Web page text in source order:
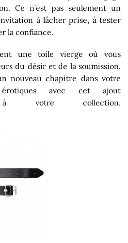
Ce n’est pas seulement un
à lâcher prise, à tester
la confiance.
une toile vierge où vous
du désir et de la soumission.
nouveau chapitre dans votre
érotiques avec cet ajout
à votre collection.